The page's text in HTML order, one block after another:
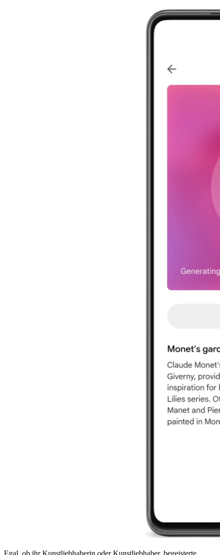
Egal, ob ihr Kunstliebhaberin oder Kunstliebhaber, begeisterte